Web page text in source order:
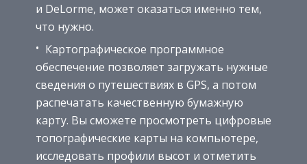
и DeLorme, может оказаться именно тем,
что нужно.
Картографическое программное
обеспечение позволяет загружать нужные
сведения о путешествиях в GPS, а потом
распечатать качественную бумажную
карту. Вы сможете просмотреть цифровые
топографические карты на компьютере,
исследовать профили высот и отметить